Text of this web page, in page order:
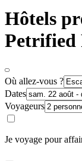
Hôtels
Petrified
Où allez-vous ?
Dates
Voyageurs
Je voyage pour